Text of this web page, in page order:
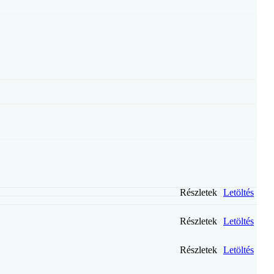
Letöltés
Részletek
Letöltés
Részletek
Letöltés
Részletek